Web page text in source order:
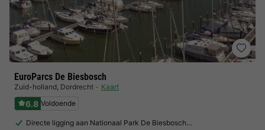
EuroParcs De Biesbosch
Zuid-holland, Dordrecht Kaart
6.8 Voldoende
Directe ligging aan Nationaal Park De Biesbosch…